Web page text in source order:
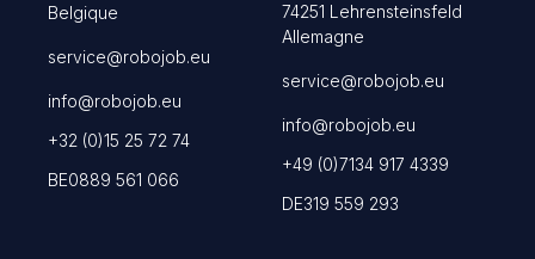
Belgique
service@robojob.eu
info@robojob.eu
+32 (0)15 25 72 74
BE0889 561 066
74251 Lehrensteinsfeld
Allemagne
service@robojob.eu
info@robojob.eu
+49 (0)7134 917 4339
DE319 559 293